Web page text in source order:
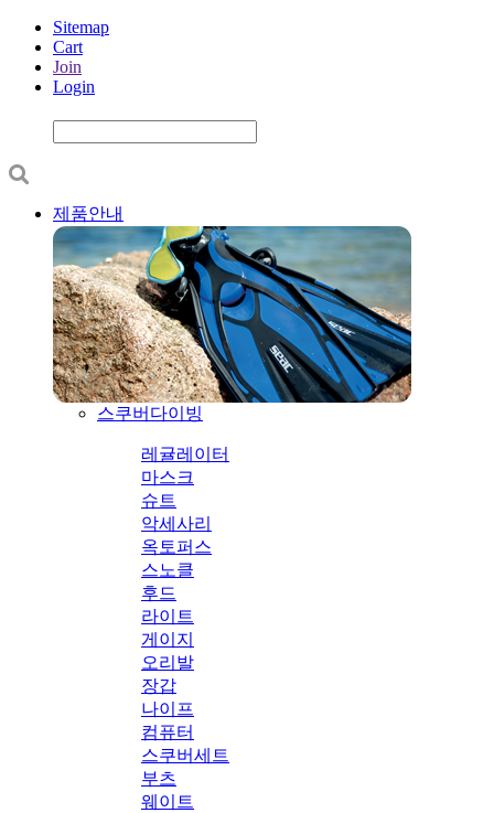
Sitemap
Cart
Join
Login
제품안내
스쿠버다이빙
레귤레이터
마스크
슈트
악세사리
옥토퍼스
스노클
후드
라이트
게이지
오리발
장갑
나이프
컴퓨터
스쿠버세트
부츠
웨이트